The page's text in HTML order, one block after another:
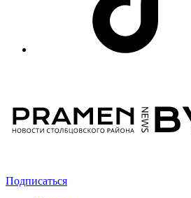
Подписаться